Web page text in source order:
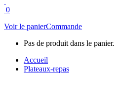
0
Voir le panierCommande
Pas de produit dans le panier.
Accueil
Plateaux-repas